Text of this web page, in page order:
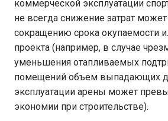
коммерческой эксплуатации
не всегда снижение затрат
сокращению срока окупаемости
проекта (например, в случае
уменьшения отапливаемых
помещений объем выпадающих
эксплуатации арены может
экономии при строительстве).